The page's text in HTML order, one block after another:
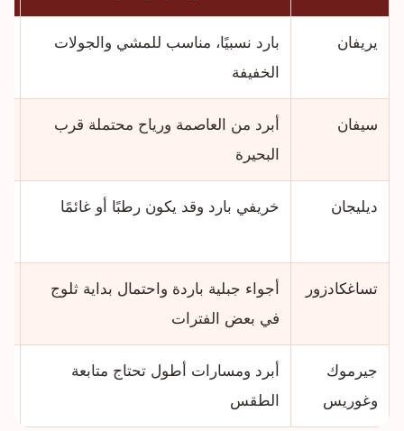
يريفان
بارد نسبيًا، مناسب للمشي والجولات
الخفيفة
سيفان
أبرد من العاصمة ورياح محتملة قرب
البحيرة
ديليجان خريفي بارد وقد يكون رطبًا أو غائمًا
تساغكادزور
أجواء جبلية باردة واحتمال بداية ثلوج
في بعض الفترات
جيرموك
وغوريس
أبرد ومسارات أطول تحتاج متابعة
الطقس